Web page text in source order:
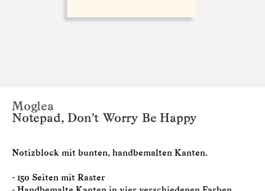
Moglea
Notepad, Don't Worry Be Happy
Notizblock mit bunten, handbemalten Kanten.
- 150 Seiten mit Raster